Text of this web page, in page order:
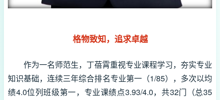
格物致知，追求卓越
作为一名师范生，丁蓓霄重视专业课程学习，夯实专业
知识基础，连续三年综合排名专业第一（1/85），多次以均
绩4.0位列班级第一，专业课绩点3.93/4.0，共32门（总35